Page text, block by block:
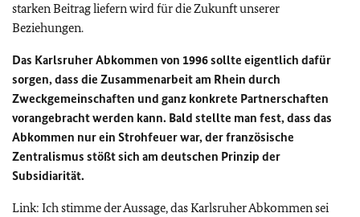
starken Beitrag liefern wird für die Zukunft unserer
Beziehungen.
Das Karlsruher Abkommen von 1996 sollte eigentlich dafür
sorgen, dass die Zusammenarbeit am Rhein durch
Zweckgemeinschaften und ganz konkrete Partnerschaften
vorangebracht werden kann. Bald stellte man fest, dass das
Abkommen nur ein Strohfeuer war, der französische
Zentralismus stößt sich am deutschen Prinzip der
Subsidiarität.
Link: Ich stimme der Aussage, das Karlsruher Abkommen sei